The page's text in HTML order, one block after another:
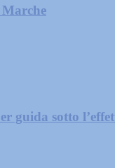
Marche
guida sotto